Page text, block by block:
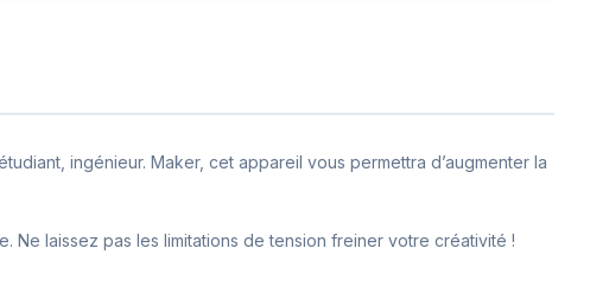
ingénieur. Maker, cet appareil vous permettra d’augmenter la
Ne laissez pas les limitations de tension freiner votre créativité !